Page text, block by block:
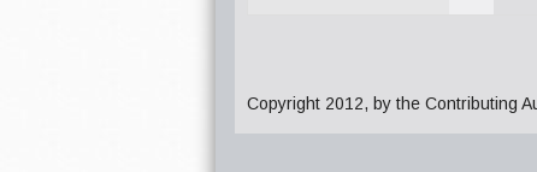
Copyright 2012, by the Contributing